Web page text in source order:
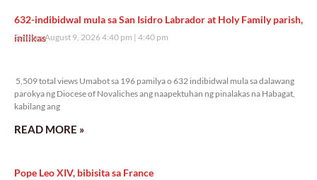
632-indibidwal mula sa San Isidro Labrador at Holy Family parish,
inilikas
Sunday, August 9, 2026 4:40 pm 4:40 pm
5,509 total views Umabot sa 196 pamilya o 632 indibidwal mula sa dalawang
parokya ng Diocese of Novaliches ang naapektuhan ng pinalakas na Habagat,
kabilang ang
READ MORE »
Pope Leo XIV, bibisita sa France